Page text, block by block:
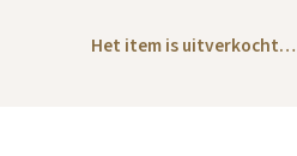
Het item is uitverkocht…